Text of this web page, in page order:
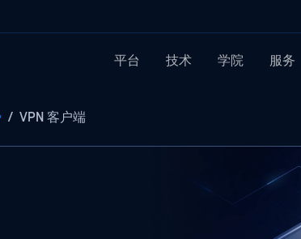
平台 技术 学院 服务
/ VPN 客户端